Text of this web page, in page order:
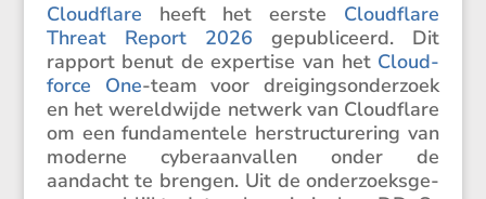
Cloud­flare heeft het eerste Cloud­flare
Threat Report 2026 gepubli­ceerd. Dit
rapport benut de exper­tise van het Cloud­
force One-team voor dreigings­on­der­zoek
en het wereld­wijde netwerk van Cloud­flare
om een funda­men­tele herstruc­tu­re­ring van
moderne cyber­aan­vallen onder de
aandacht te brengen. Uit de onder­zoeks­ge­